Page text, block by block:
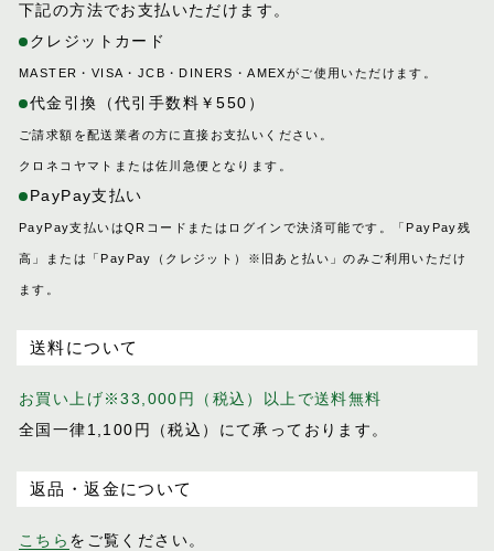
下記の方法でお支払いただけます。
クレジットカード
MASTER・VISA・JCB・DINERS・AMEXがご使用いただけます。
代金引換（代引手数料￥550）
ご請求額を配送業者の方に直接お支払いください。
クロネコヤマトまたは佐川急便となります。
PayPay支払い
PayPay支払いはQRコードまたはログインで決済可能です。「PayPay残
高」または「PayPay（クレジット）※旧あと払い」のみご利用いただけ
ます。
送料について
お買い上げ※33,000円（税込）以上で送料無料
全国一律1,100円（税込）にて承っております。
返品・返金について
こちら をご覧ください。